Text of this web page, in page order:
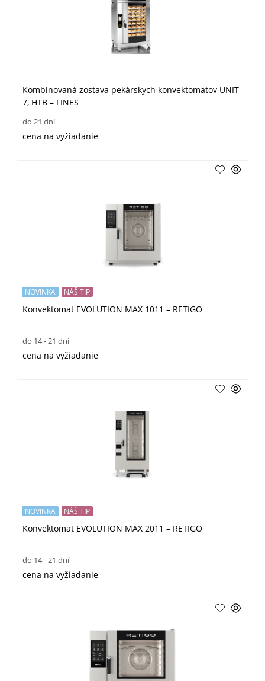
Kombinovaná zostava pekárskych konvektomatov UNIT
7, HTB – FINES
do 21 dní
cena na vyžiadanie
Konvektomat EVOLUTION MAX 1011 – RETIGO
NOVINKA NÁŠ TIP
do 14 - 21 dní
cena na vyžiadanie
Konvektomat EVOLUTION MAX 2011 – RETIGO
NOVINKA NÁŠ TIP
do 14 - 21 dní
cena na vyžiadanie